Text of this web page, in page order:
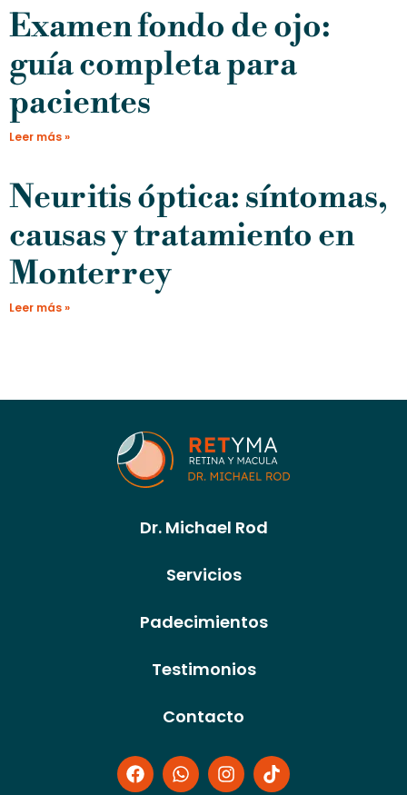
Examen fondo de ojo:
guía completa para
pacientes
Leer más »
Neuritis óptica: síntomas,
causas y tratamiento en
Monterrey
Leer más »
Dr. Michael Rod
Servicios
Padecimientos
Testimonios
Contacto